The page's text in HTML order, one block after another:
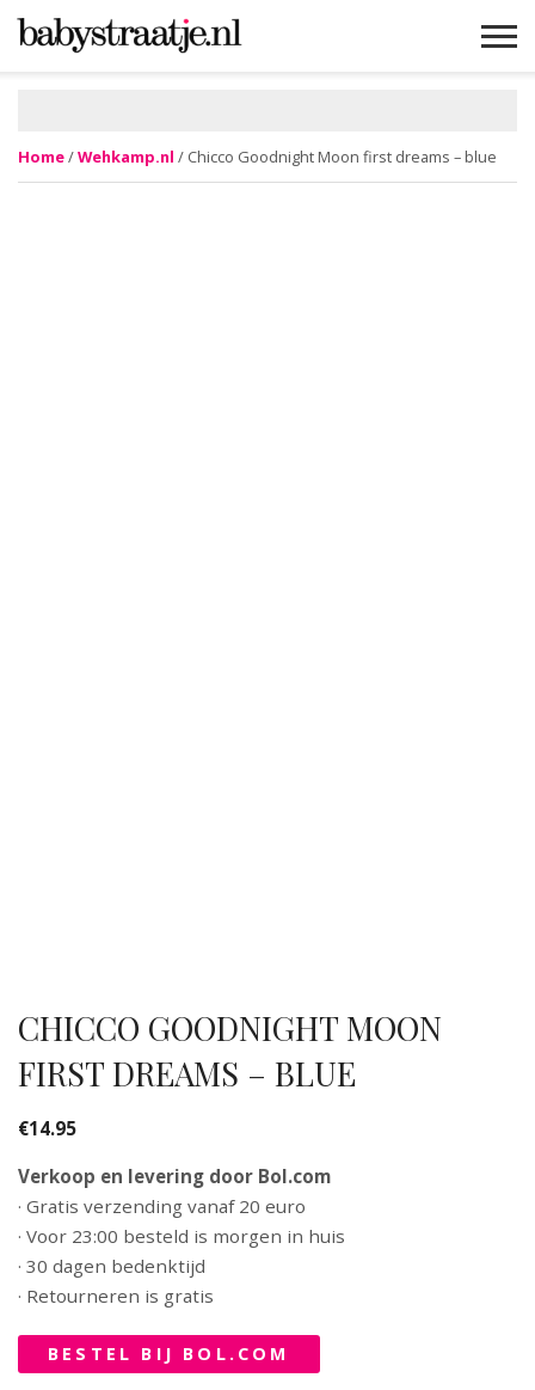
Home/Wehkamp.nl / Chicco Goodnight Moon first dreams – blue
CHICCO GOODNIGHT MOON
FIRST DREAMS – BLUE
€14.95
Verkoop en levering door Bol.com
· Gratis verzending vanaf 20 euro
· Voor 23:00 besteld is morgen in huis
· 30 dagen bedenktijd
· Retourneren is gratis
BESTEL BIJ BOL.COM